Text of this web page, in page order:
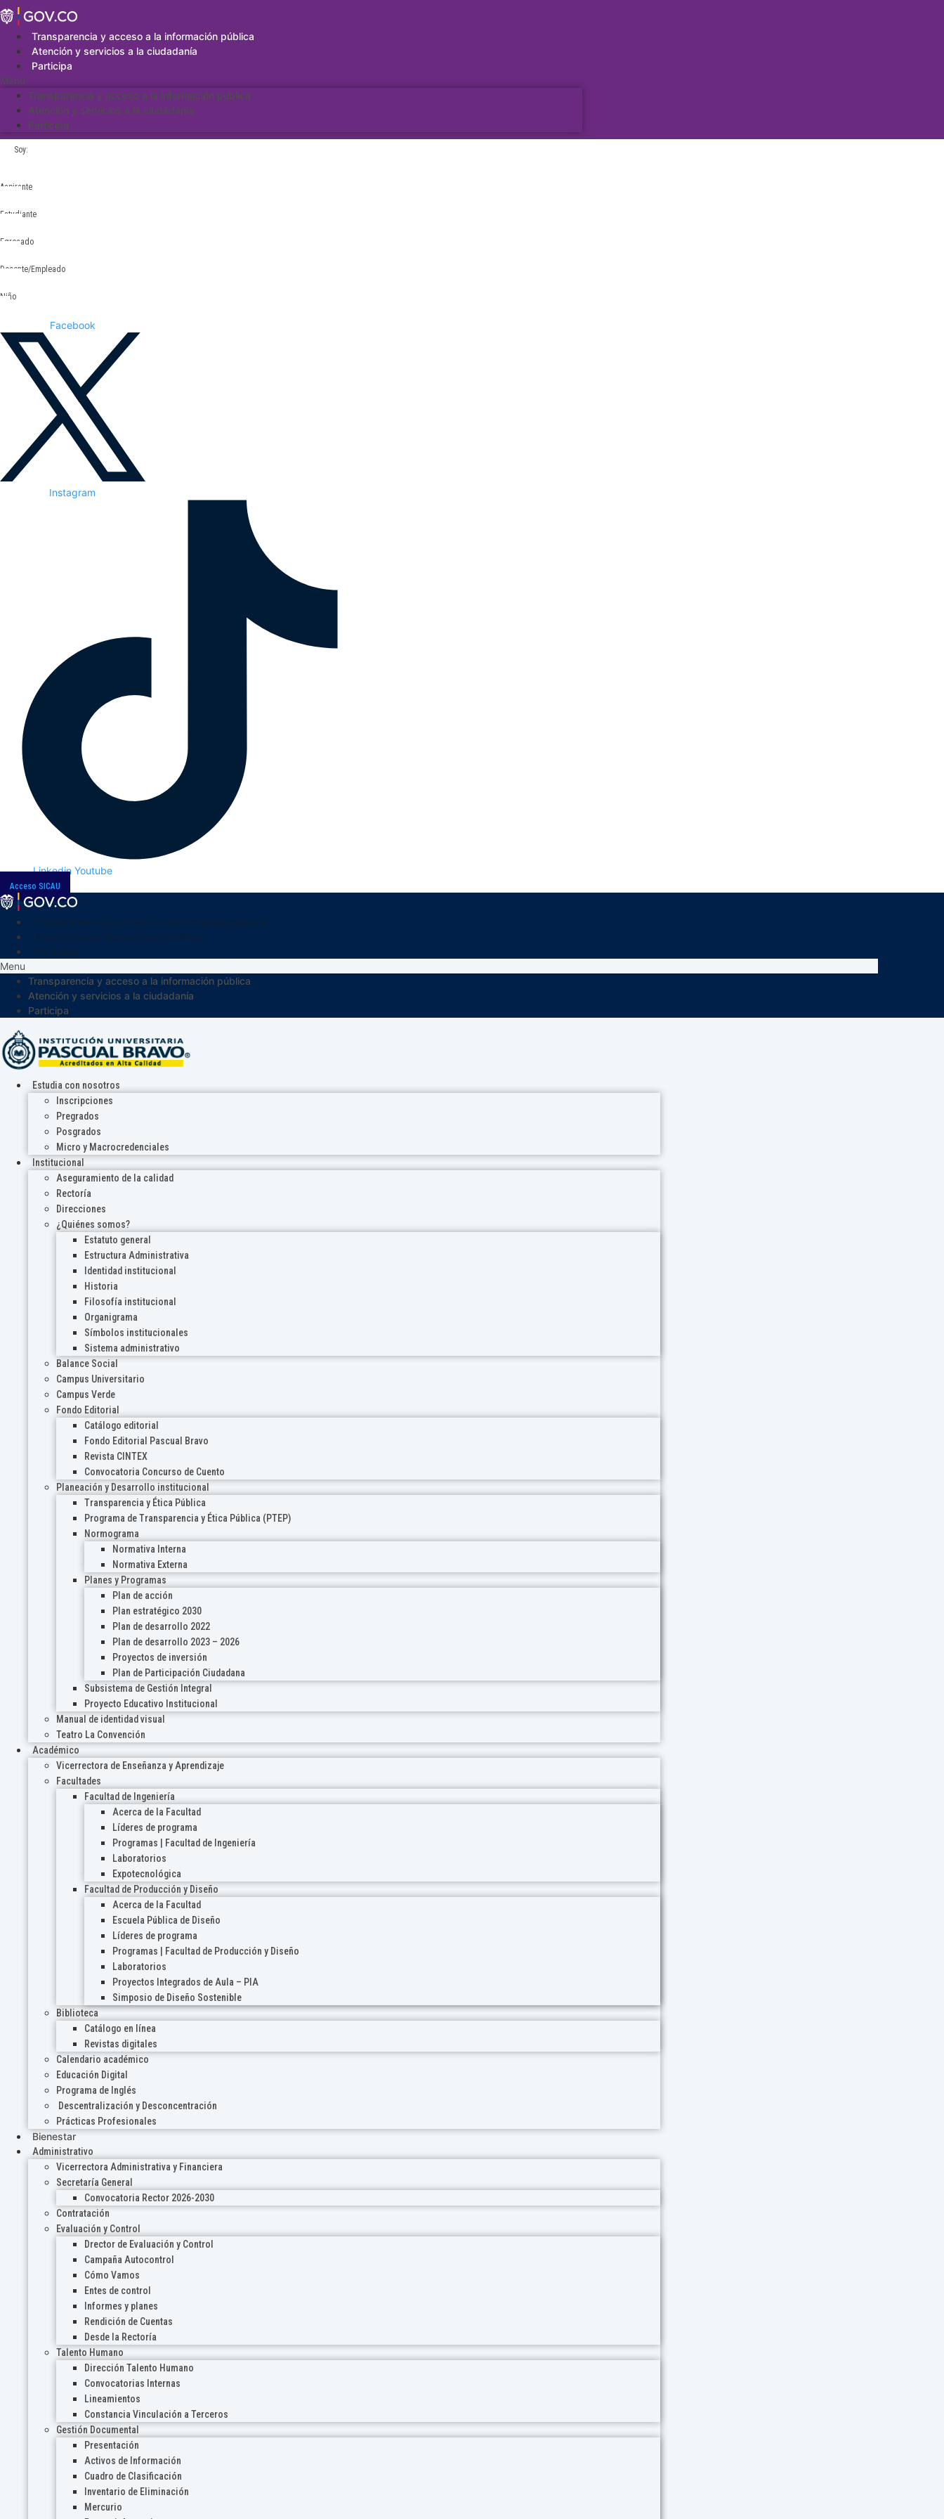
Saltar
al
contenidoTransparencia y acceso a la información pública
Atención y servicios a la ciudadanía
Participa
Menu
Transparencia y acceso a la información pública
Atención y servicios a la ciudadanía
Participa
Soy:
Aspirante
Estudiante
Egresado
Docente/Empleado
Niño
Facebook
Instagram
Linkedin Youtube
Acceso SICAU
Menu
Transparencia y acceso a la información pública
Atención y servicios a la ciudadanía
Participa
Estudia con nosotros
Inscripciones
Pregrados
Posgrados
Micro y Macrocredenciales
Institucional
Aseguramiento de la calidad
Rectoría
Direcciones
¿Quiénes somos?
Estatuto general
Estructura Administrativa
Identidad institucional
Historia
Filosofía institucional
Organigrama
Símbolos institucionales
Sistema administrativo
Balance Social
Campus Universitario
Campus Verde
Fondo Editorial
Catálogo editorial
Fondo Editorial Pascual Bravo
Revista CINTEX
Convocatoria Concurso de Cuento
Planeación y Desarrollo institucional
Transparencia y Ética Pública
Programa de Transparencia y Ética Pública (PTEP)
Normograma
Normativa Interna
Normativa Externa
Planes y Programas
Plan de acción
Plan estratégico 2030
Plan de desarrollo 2022
Plan de desarrollo 2023 – 2026
Proyectos de inversión
Plan de Participación Ciudadana
Subsistema de Gestión Integral
Proyecto Educativo Institucional
Manual de identidad visual
Teatro La Convención
Académico
Vicerrectora de Enseñanza y Aprendizaje
Facultades
Facultad de Ingeniería
Acerca de la Facultad
Líderes de programa
Programas | Facultad de Ingeniería
Laboratorios
Expotecnológica
Facultad de Producción y Diseño
Acerca de la Facultad
Escuela Pública de Diseño
Líderes de programa
Programas | Facultad de Producción y Diseño
Laboratorios
Proyectos Integrados de Aula – PIA
Simposio de Diseño Sostenible
Biblioteca
Catálogo en línea
Revistas digitales
Calendario académico
Educación Digital
Programa de Inglés
Descentralización y Desconcentración
Prácticas Profesionales
Bienestar
Administrativo
Vicerrectora Administrativa y Financiera
Secretaría General
Convocatoria Rector 2026-2030
Contratación
Evaluación y Control
Drector de Evaluación y Control
Campaña Autocontrol
Cómo Vamos
Entes de control
Informes y planes
Rendición de Cuentas
Desde la Rectoría
Talento Humano
Dirección Talento Humano
Convocatorias Internas
Lineamientos
Constancia Vinculación a Terceros
Gestión Documental
Presentación
Activos de Información
Cuadro de Clasificación
Inventario de Eliminación
Mercurio